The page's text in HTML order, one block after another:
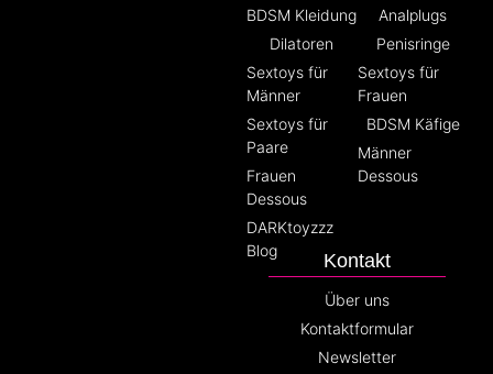
BDSM Kleidung
Dilatoren
Sextoys für
Männer
Sextoys für
Paare
Frauen
Dessous
DARKtoyzzz
Blog
Analplugs
Penisringe
Sextoys für
Frauen
BDSM Käfige
Männer
Dessous
Kontakt
Über uns
Kontaktformular
Newsletter